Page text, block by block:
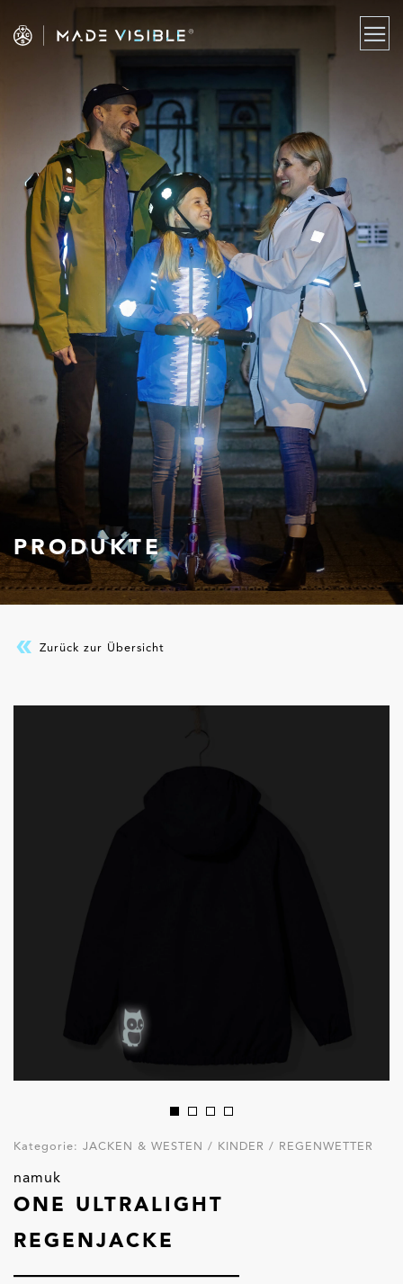
PRODUKTE
Zurück zur Übersicht
Kategorie: JACKEN & WESTEN / KINDER / REGENWETTER
namuk
ONE ULTRALIGHT
REGENJACKE